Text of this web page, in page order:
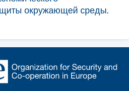
окружающей среды.